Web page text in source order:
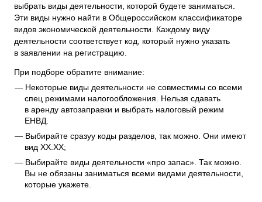
выбрать виды деятельности, которой будете заниматься.
Эти виды нужно найти в Общероссийском классификаторе
видов экономической деятельности. Каждому виду
деятельности соответствует код, который нужно указать
в заявлении на регистрацию.
При подборе обратите внимание:
Некоторые виды деятельности не совместимы со всеми
спец режимами налогообложения. Нельзя сдавать
в аренду автозаправки и выбрать налоговый режим
ЕНВД.
Выбирайте сразуу коды разделов, так можно. Они имеют
вид ХХ.ХХ;
Выбирайте виды деятельности «про запас». Так можно.
Вы не обязаны заниматься всеми видами деятельности,
которые укажете.